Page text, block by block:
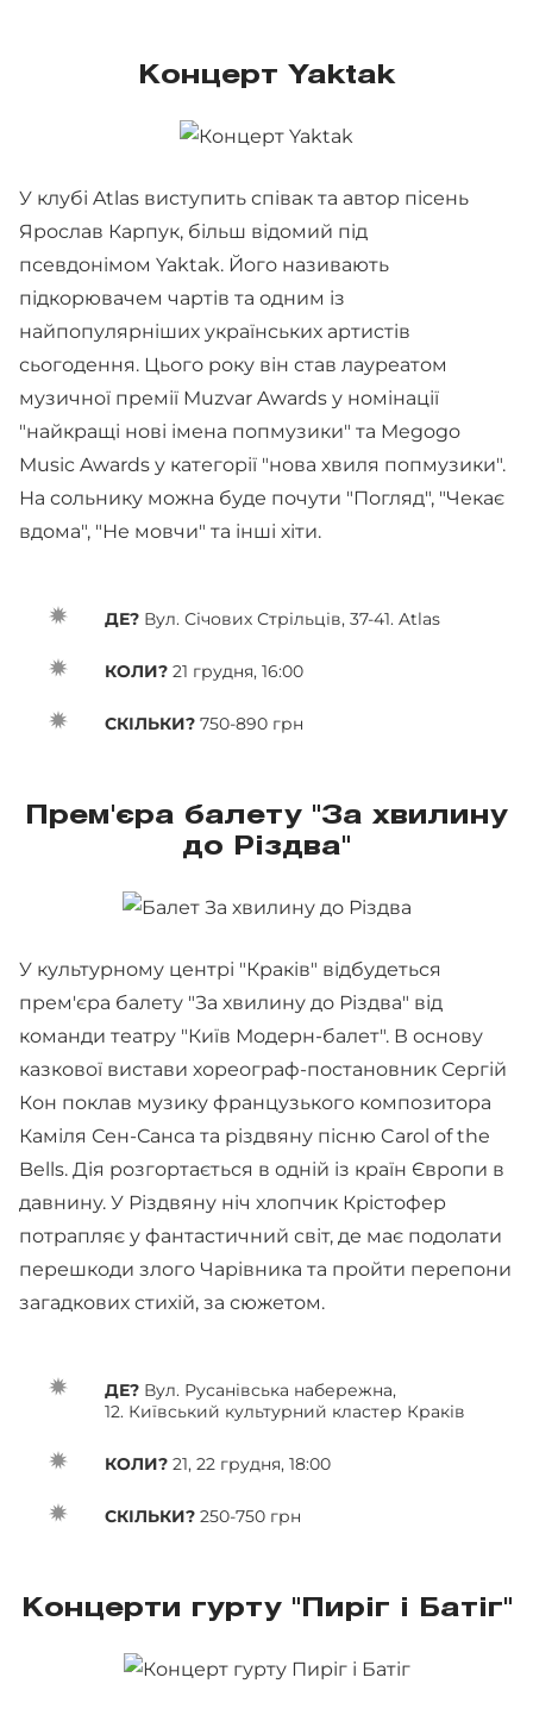
Концерт Yaktak
У клубі Atlas виступить співак та автор пісень
Ярослав Карпук, більш відомий під
псевдонімом Yaktak. Його називають
підкорювачем чартів та одним із
найпопулярніших українських артистів
сьогодення. Цього року він став лауреатом
музичної премії Muzvar Awards у номінації
"найкращі нові імена попмузики" та Megogo
Music Awards у категорії "нова хвиля попмузики".
На сольнику можна буде почути "Погляд", "Чекає
вдома", "Не мовчи" та інші хіти.
ДЕ? Вул. Січових Стрільців, 37-41. Atlas
КОЛИ? 21 грудня, 16:00
СКІЛЬКИ? 750-890 грн
Прем'єра балету "За хвилину
до Різдва"
У культурному центрі "Краків" відбудеться
прем'єра балету "За хвилину до Різдва" від
команди театру "Київ Модерн-балет". В основу
казкової вистави хореограф-постановник Сергій
Кон поклав музику французького композитора
Каміля Сен-Санса та різдвяну пісню Carol of the
Bells. Дія розгортається в одній із країн Європи в
давнину. У Різдвяну ніч хлопчик Крістофер
потрапляє у фантастичний світ, де має подолати
перешкоди злого Чарівника та пройти перепони
загадкових стихій, за сюжетом.
ДЕ? Вул. Русанівська набережна,
12. Київський культурний кластер Краків
КОЛИ? 21, 22 грудня, 18:00
СКІЛЬКИ? 250-750 грн
Концерти гурту "Пиріг і Батіг"